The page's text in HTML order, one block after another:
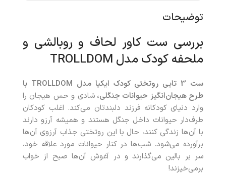
توضیحات
بررسی ست کاور لحاف و روبالشی و
ملحفه کودک مدل TROLLDOM
ست 3 تایی روتختی کودک ایکیا مدل TROLLDOM با
طرح هیجان‌انگیز حیوانات جنگلی،شادی و حس هیجان را
وارد دنیای کودکانه فرزند دلبندتان می‌کند. اغلب کودکان
طرف‌دار حیوانات داخل جنگل هستند و همیشه آرزو دارند
با آن‌ها زندگی کنند، حال با این روتختی جذاب آرزوی آن‌ها
برآورده می‌شود. شب‌ها در کنار حیوانات مورد علاقه خود،
سر بر بالین می‌گذارند و در آغوش آن‌ها صبح از خواب
برمی‌خیزند!